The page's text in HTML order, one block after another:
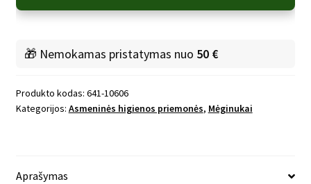
Kondicionierius
alavijais
🎁 Nemokamas pristatymas nuo 50 €
Produkto kodas: 641-10606
Kategorijos: Asmeninės higienos priemonės, Mėginukai
Aprašymas